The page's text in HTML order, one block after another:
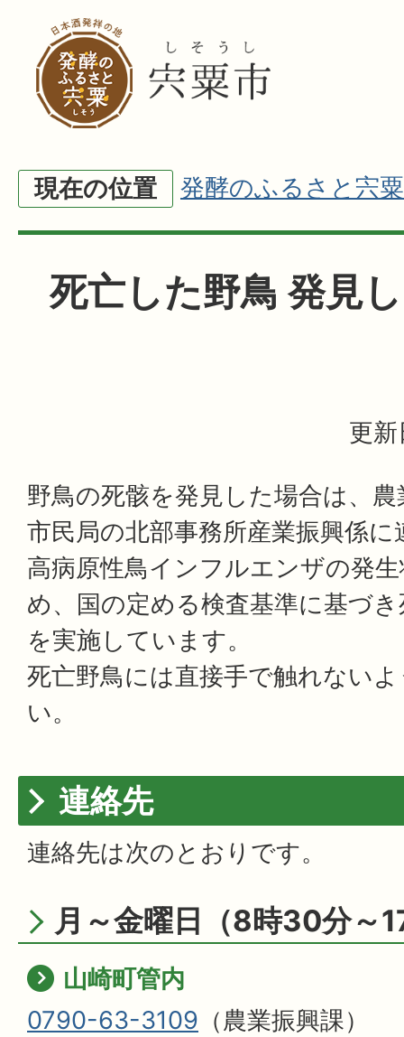
現在の位置 発酵のふるさと宍粟
死亡した野鳥 発見
更
野鳥の死骸を発見した場合は、
市民局の北部事務所産業振興係
高病原性鳥インフルエンザの発
め、国の定める検査基準に基づ
を実施しています。
死亡野鳥には直接手で触れない
い。
連絡先
連絡先は次のとおりです。
月～金曜日（8時30分～
山崎町管内
0790-63-3109 （農業振興課）